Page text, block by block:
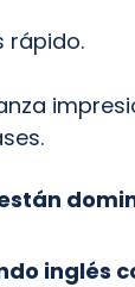
rápido.
inglés